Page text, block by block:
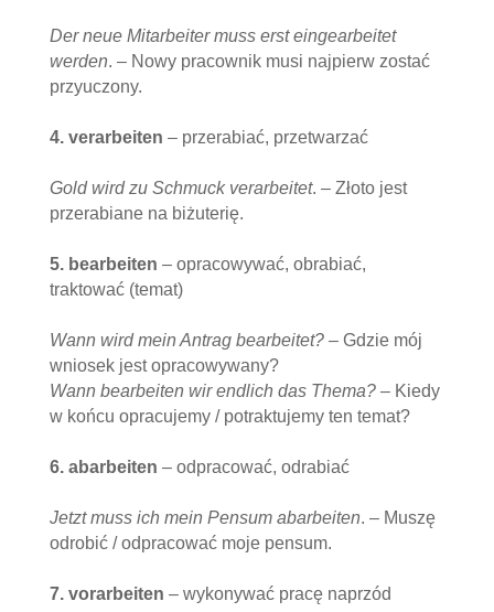
Der neue Mitarbeiter muss erst eingearbeitet
werden. – Nowy pracownik musi najpierw zostać
przyuczony.
4. verarbeiten – przerabiać, przetwarzać
Gold wird zu Schmuck verarbeitet. – Złoto jest
przerabiane na biżuterię.
5. bearbeiten – opracowywać, obrabiać,
traktować (temat)
Wann wird mein Antrag bearbeitet? – Gdzie mój
wniosek jest opracowywany?
Wann bearbeiten wir endlich das Thema?– Kiedy
w końcu opracujemy / potraktujemy ten temat?
6. abarbeiten – odpracować, odrabiać
Jetzt muss ich mein Pensum abarbeiten. – Muszę
odrobić / odpracować moje pensum.
7. vorarbeiten – wykonywać pracę naprzód